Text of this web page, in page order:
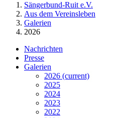
Sängerbund-Ruit e.V.
Aus dem Vereinsleben
Galerien
2026
Nachrichten
Presse
Galerien
2026 (current)
2025
2024
2023
2022